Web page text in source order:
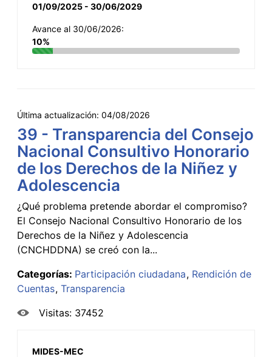
01/09/2025 - 30/06/2029
Avance al 30/06/2026:
10%
Última actualización: 04/08/2026
39 - Transparencia del Consejo
Nacional Consultivo Honorario
de los Derechos de la Niñez y
Adolescencia
¿Qué problema pretende abordar el compromiso?
El Consejo Nacional Consultivo Honorario de los
Derechos de la Niñez y Adolescencia
(CNCHDDNA) se creó con la...
Categorías: Participación ciudadana Rendición de
Cuentas Transparencia
Visitas: 37452
MIDES-MEC